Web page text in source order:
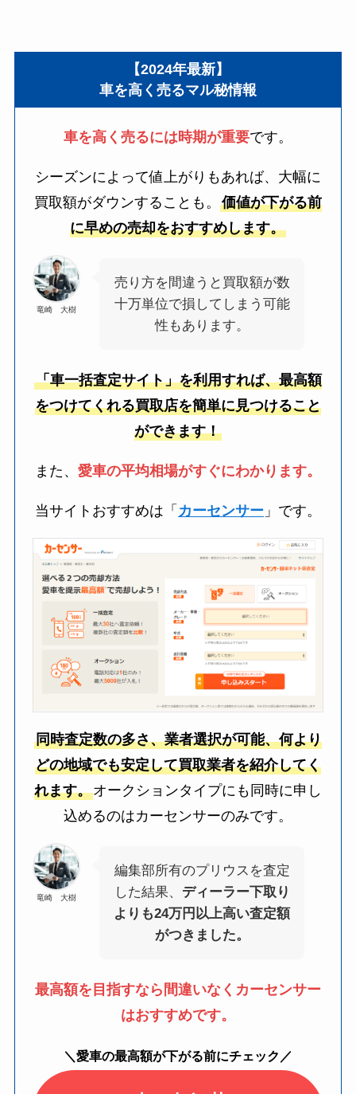
【2024年最新】
車を高く売るマル秘情報
車を高く売るには時期が重要です。
シーズンによって値上がりもあれば、大幅に
買取額がダウンすることも。 価値が下がる前
に早めの売却をおすすめします。
竜崎 大樹
売り方を間違うと買取額が数
十万単位で損してしまう可能
性もあります。
「車一括査定サイト」を利用すれば、最高額
をつけてくれる買取店を簡単に見つけること
ができます！
また、 愛車の平均相場がすぐにわかります。
当サイトおすすめは「 カーセンサー 」です。
同時査定数の多さ、業者選択が可能、何より
どの地域でも安定して買取業者を紹介してく
れます。オークションタイプにも同時に申し
込めるのはカーセンサーのみです。
竜崎 大樹
編集部所有のプリウスを査定
した結果、 ディーラー下取り
よりも24万円以上高い査定額
がつきました。
最高額を目指すなら間違いなくカーセンサー
はおすすめです。
＼愛車の最高額が下がる前にチェック／